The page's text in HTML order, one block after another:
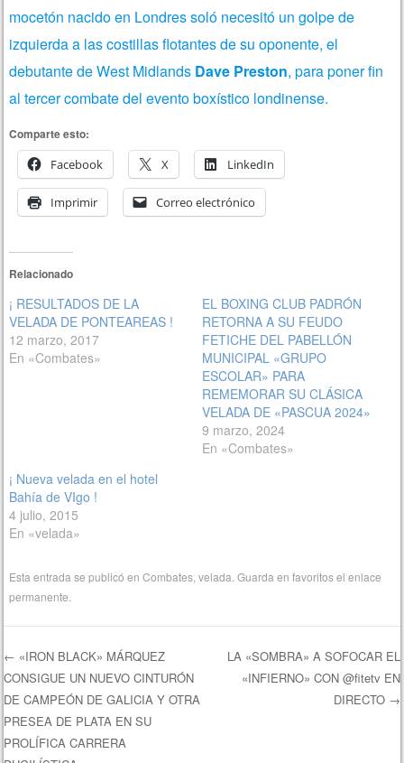
mocetón nacido en Londres soló necesitó un golpe de
izquierda a las costillas flotantes de su oponente, el
debutante de West Midlands Dave Preston, para poner fin
al tercer combate del evento boxístico londinense.
Comparte esto:
Facebook
X LinkedIn
Imprimir Correo electrónico
Relacionado
¡ RESULTADOS DE LA
VELADA DE PONTEAREAS !
12 marzo, 2017
En «Combates»
EL BOXING CLUB PADRÓN
RETORNA A SU FEUDO
FETICHE DEL PABELLÓN
MUNICIPAL «GRUPO
ESCOLAR» PARA
REMEMORAR SU CLÁSICA
VELADA DE «PASCUA 2024»
9 marzo, 2024
En «Combates»
¡ Nueva velada en el hotel
Bahía de VIgo !
4 julio, 2015
En «velada»
Esta entrada se publicó enCombates ,velada . Guarda en favoritos elenlace
permanente
Navegación de entradas
← «IRON BLACK» MÁRQUEZ
CONSIGUE UN NUEVO CINTURÓN
DE CAMPEÓN DE GALICIA Y OTRA
PRESEA DE PLATA EN SU
PROLÍFICA CARRERA
LA «SOMBRA» A SOFOCAR EL
«INFIERNO» CON @fitetv EN
DIRECTO →